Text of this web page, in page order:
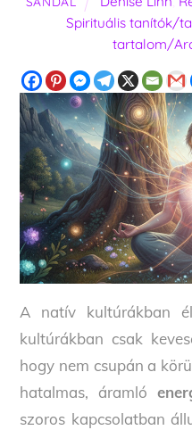
Spirituális tanítók/
tartalom/
A natív kultúrákban
kultúrákban csak
hogy nem csupán a
hatalmas, áramló
szoros kapcsolatban